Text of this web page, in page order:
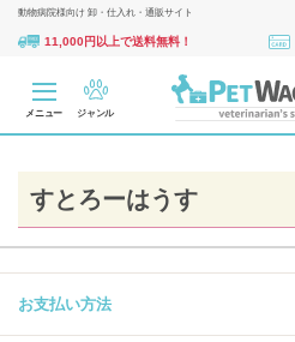
動物病院様向け 卸・仕入れ・通販サイト
11,000円以上で送料無料！
メニュー ジャンル
すとろーはうす
お支払い方法